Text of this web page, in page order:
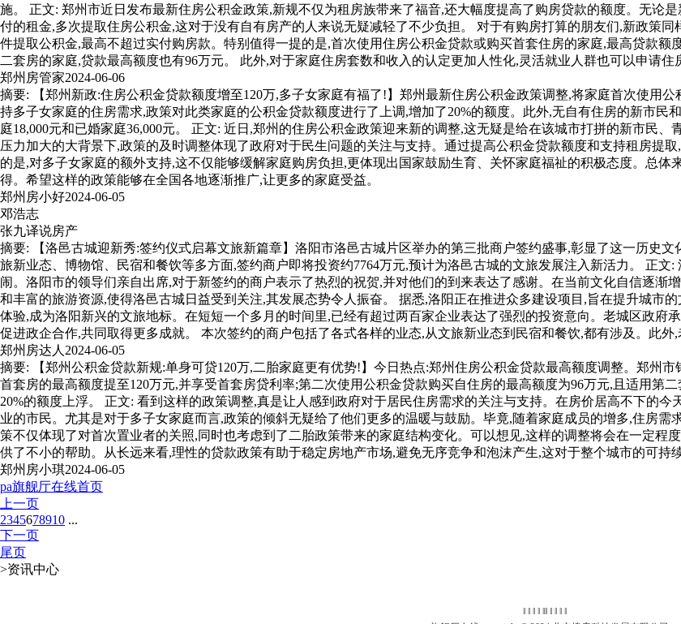
施。 正文: 郑州市近日发布最新住房公积金政策,新规不仅为租房族带来了福音,还大幅度提高了购房贷款的额度。无论
付的租金,多次提取住房公积金,这对于没有自有房产的人来说无疑减轻了不少负担。 对于有购房打算的朋友们,新政策
件提取公积金,最高不超过实付购房款。特别值得一提的是,首次使用住房公积金贷款或购买首套住房的家庭,最高贷款
二套房的家庭,贷款最高额度也有96万元。 此外,对于家庭住房套数和收入的认定更加人性化,灵活就业人群也可以申请住
郑州房管家2024-06-06
摘要: 【郑州新政:住房公积金贷款额度增至120万,多子女家庭有福了!】郑州最新住房公积金政策调整,将家庭首次使用
持多子女家庭的住房需求,政策对此类家庭的公积金贷款额度进行了上调,增加了20%的额度。此外,无自有住房的新市
庭18,000元和已婚家庭36,000元。 正文: 近日,郑州的住房公积金政策迎来新的调整,这无疑是给在该城市打拼的新市民
压力加大的大背景下,政策的及时调整体现了政府对于民生问题的关注与支持。通过提高公积金贷款额度和支持租房提
的是,对多子女家庭的额外支持,这不仅能够缓解家庭购房负担,更体现出国家鼓励生育、关怀家庭福祉的积极态度。总
得。希望这样的政策能够在全国各地逐渐推广,让更多的家庭受益。
郑州房小好2024-06-05
邓浩志
张九译说房产
摘要: 【洛邑古城迎新秀:签约仪式启幕文旅新篇章】洛阳市洛邑古城片区举办的第三批商户签约盛事,彰显了这一历史
旅新业态、博物馆、民宿和餐饮等多方面,签约商户即将投资约7764万元,预计为洛邑古城的文旅发展注入新活力。 正
闹。洛阳市的领导们亲自出席,对于新签约的商户表示了热烈的祝贺,并对他们的到来表达了感谢。在当前文化自信逐渐
和丰富的旅游资源,使得洛邑古城日益受到关注,其发展态势令人振奋。 据悉,洛阳正在推进众多建设项目,旨在提升城市
体验,成为洛阳新兴的文旅地标。在短短一个多月的时间里,已经有超过两百家企业表达了强烈的投资意向。老城区政府
促进政企合作,共同取得更多成就。 本次签约的商户包括了各式各样的业态,从文旅新业态到民宿和餐饮,都有涉及。此外,
郑州房达人 2024-06-05
摘要: 【郑州公积金贷款新规:单身可贷120万,二胎家庭更有优势!】今日热点:郑州住房公积金贷款最高额度调整。郑州
首套房的最高额度提至120万元,并享受首套房贷利率;第二次使用公积金贷款购买自住房的最高额度为96万元,且适用第
20%的额度上浮。 正文: 看到这样的政策调整,真是让人感到政府对于居民住房需求的关注与支持。在房价居高不下的
业的市民。尤其是对于多子女家庭而言,政策的倾斜无疑给了他们更多的温暖与鼓励。毕竟,随着家庭成员的增多,住房
策不仅体现了对首次置业者的关照,同时也考虑到了二胎政策带来的家庭结构变化。可以想见,这样的调整将会在一定程
供了不小的帮助。从长远来看,理性的贷款政策有助于稳定房地产市场,避免无序竞争和泡沫产生,这对于整个城市的可持
郑州房小琪2024-06-05
pa旗舰厅在线首页
上一页
2345678910 ...
下一页
尾页
>资讯中心
‖ ‖ ‖ ‖ ‖‖ ‖ ‖ ‖ ‖